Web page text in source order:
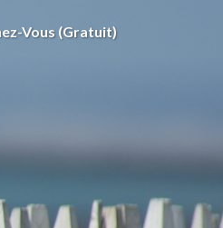
Vous (gratuit)